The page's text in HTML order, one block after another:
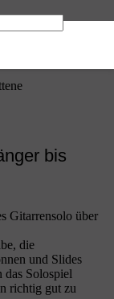
in A-Dur
Pentatonik im Dur
bis
Gitarrensolo über
die
und Slides
Solospiel
richtig gut zu